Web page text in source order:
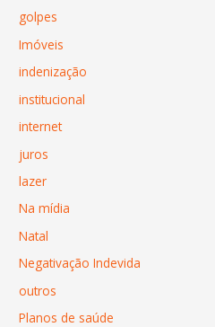
golpes
Imóveis
indenização
institucional
internet
juros
lazer
Na mídia
Natal
Negativação Indevida
outros
Planos de saúde